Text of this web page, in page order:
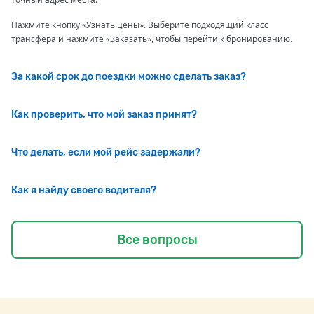
Нажмите кнопку «Узнать цены». Выберите подходящий класс
трансфера и нажмите «Заказать», чтобы перейти к бронированию.
За какой срок до поездки можно сделать заказ?
Как проверить, что мой заказ принят?
Что делать, если мой рейс задержали?
Как я найду своего водителя?
Все вопросы